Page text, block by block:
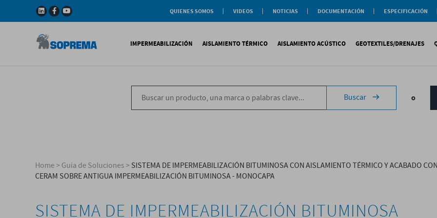
QUIENES SOMOS
VIDEOS
NOTICIAS
DOCUMENTACIÓN
Documentación General
ESPECIFICACIÓN
Certificaciones
IMPERMEABILIZACIÓN
Impermeabilización Bituminosa
Impermeabilización Sintética
Impermeabilización Líquida
AISLAMIENTO TÉRMICO
XPS
Texlosa
PIR
AISLAMIENTO ACÚSTICO
Tecsound®
Texfon
Texsilen
Auxiliares
GEOTEXTILES/DRENAJES
Geotextiles
Drenajes
Buscar o
Home>Guía de Soluciones>SISTEMA DE IMPERMEABILIZACIÓN BITUMINOSA CON AISLAMIENTO TÉRMICO Y ACABADO
CERAM SOBRE ANTIGUA IMPERMEABILIZACIÓN BITUMINOSA - MONOCAPA
SISTEMA DE IMPERMEABILIZACIÓN BITUMINOSA